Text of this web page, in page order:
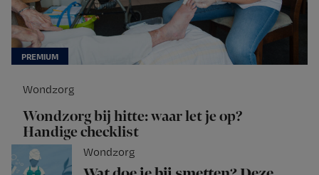
Wondzorg
Wondzorg bij hitte: waar let je op?
Handige checklist
Wondzorg